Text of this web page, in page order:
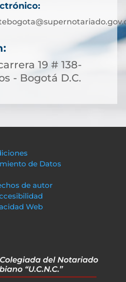
19 # 138-
- Bogotá D.C.
de Datos
de autor
Web